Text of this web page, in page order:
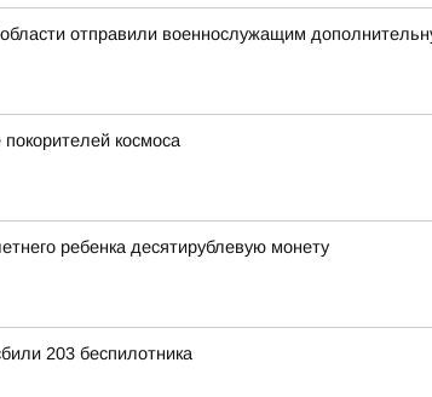
отправили военнослужащим
космоса
ребенка десятирублевую монету
203 беспилотника